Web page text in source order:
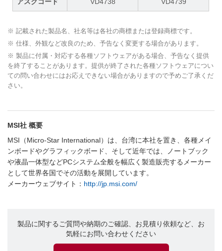
※ 記載された製品名、社名等は各社の商標または登録商標です。
※ 仕様、外観など改良のため、予告なく変更する場合があります。
※ 製品に付属・対応する各種ソフトウェアがある場合、予告なく提供
を終了することがあります。提供が終了された各種ソフトウェアについ
ての問い合わせにはお応えできない場合がありますので予めご了承くだ
さい。
MSI社 概要
MSI（Micro-Star International）は、台湾に本社を置き、各種メイ
ンボードやグラフィックボード、そして近年では、ノートブック
や液晶一体型などPCシステム全般を幅広く製造販売するメーカー
として世界各国でその活動を展開しています。
メーカーウェブサイト： http://jp.msi.com/
製品に関するご質問や納期のご確認、お見積り依頼など、お
気軽にお問い合わせください